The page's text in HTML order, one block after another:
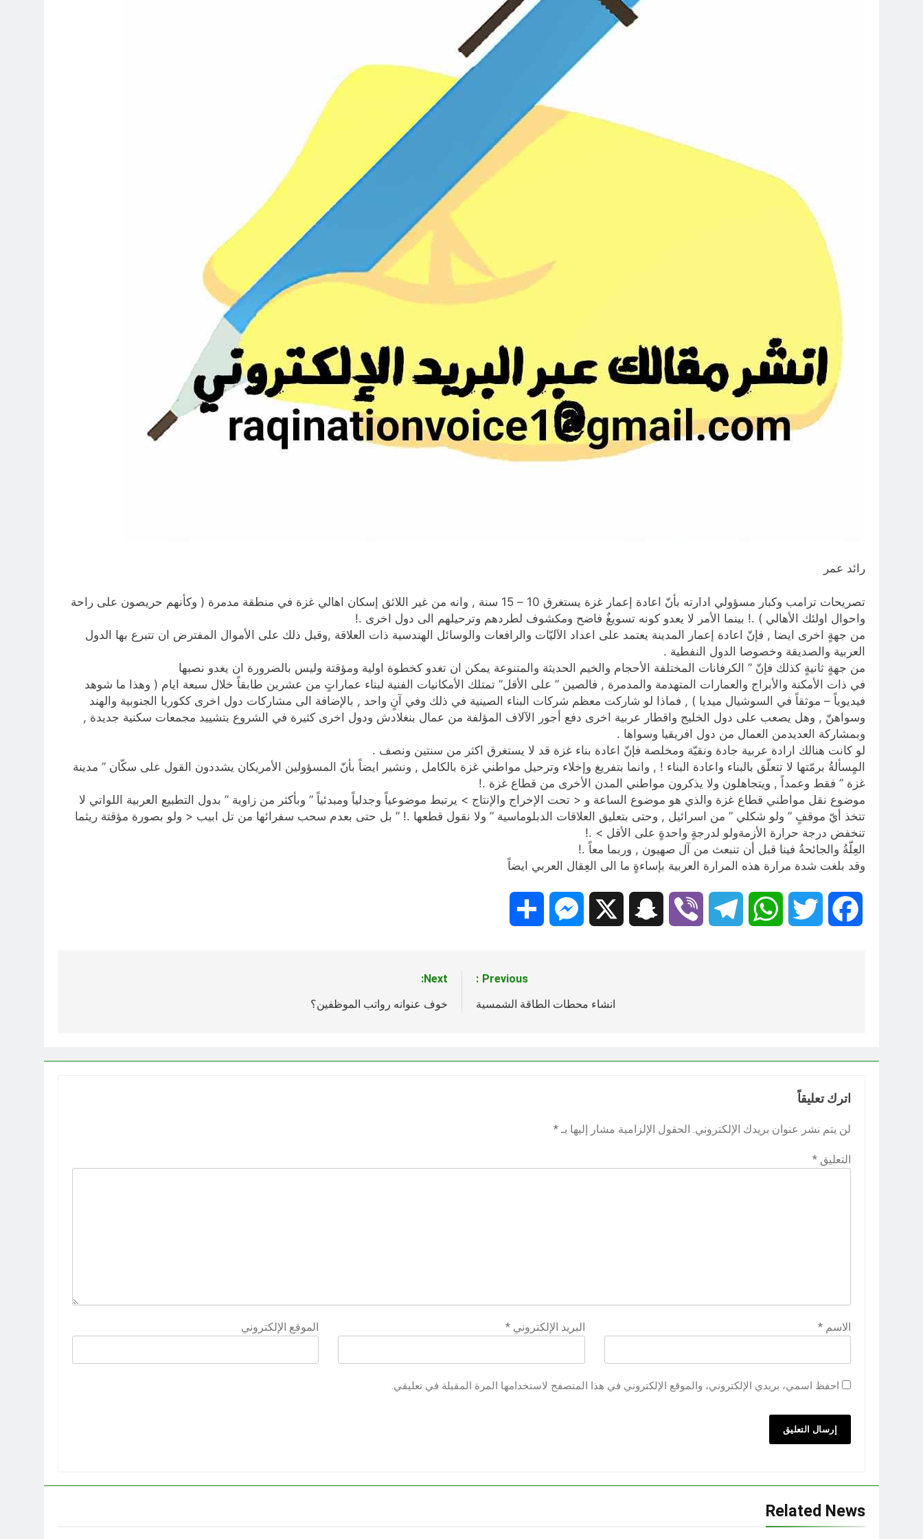
رائد عمر
تصريحات ترامب وكبار مسؤولي ادارته بأنّ اعادة إعمار غزة يستغرق 10 – 15 سنة , وانه من غير اللائق إسكان اهالي غزة في منطقة مدمرة ( وكأنهم حريصون على راحة
واحوال اولئك الأهالي ) .! بينما الأمر لا يعدو كونه تسويغٌ فاضح ومكشوف لطردهم وترحيلهم الى دول اخرى .!
من جهةٍ اخرى ايضا , فإنّ اعادة إعمار المدينة يعتمد على اعداد الآليّات والرافعات والوسائل الهندسية ذات العلاقة ,وقبل ذلك على الأموال المفترض ان تتبرع بها الدول
العربية والصديقة وخصوصا الدول النفطية .
من جهةٍ ثانيةٍ كذلك فإنّ ” الكرفانات المختلفة الأحجام والخيم الحديثة والمتنوعة يمكن ان تغدو كخطوة اولية ومؤقتة وليس بالضرورة ان يغدو نصبها
في ذات الأمكنة والأبراج والعمارات المتهدمة والمدمرة , فالصين ” على الأقل” تمتلك الأمكانيات الفنية لبناء عماراتٍ من عشرين طابقاً خلال سبعة ايام ( وهذا ما شوهد
فيديوياً – موثقاً في السوشيال ميديا ) , فماذا لو شاركت معظم شركات البناء الصينية في ذلك وفي آنٍ واحد , بالإضافة الى مشاركات دول اخرى ككوريا الجنوبية والهند
وسواهنّ , وهل يصعب على دول الخليج واقطار عربية اخرى دفع أجور الآلاف المؤلفة من عمال بنغلادش ودول اخرى كثيرة في الشروع بتشييد مجمعات سكنية جديدة ,
وبمشاركة العديدمن العمال من دول افريقيا وسواها .
لو كانت هنالك ارادة عربية جادة ونقيّة ومخلصة فإنّ اعادة بناء غزة قد لا يستغرق اكثر من سنتين ونصف .
المٍسألةُ برمّتها لا تتعلّق بالبناء واعادة البناء ! , وانما بتفريغ وإخلاء وترحيل مواطني غزة بالكامل , ونشير ايضاً بأنّ المسؤولين الأمريكان يشددون القول على سكّان ” مدينة
غزة ” فقط وعمداً , ويتجاهلون ولا يذكرون مواطني المدن الأخرى من قطاع غزة .!
موضوع نقل مواطني قطاع غزة والذي هو موضوع الساعة و < تحت الإخراج والإنتاج > يرتبط موضوعياً وجدلياً ومبدئياً ” وبأكثر من زاوية ” بدول التطبيع العربية اللواتي لا
تتخذ أيّ موقفٍ ” ولو شكلي ” من اسرائيل , وحتى بتعليق العلاقات الدبلوماسية ” ولا نقول قطعها .! ” بل حتى بعدم سحب سفرائها من تل ابيب < ولو بصورة مؤقتة ريثما
تنخفض درجة حرارة الأزمةولو لدرجةٍ واحدةٍ على الأقل > .!
العِلّةُ والجائحةُ فينا قبل أن تنبعث من آل صهيون , وربما معاً .!
وقد بلغت شدة مرارة هذه المرارة العربية بإساءةٍ ما الى العِقال العربي ايضاً
Facebook
Twitter
WhatsApp
Telegram
Viber
Snapchat
Messenger
Previous:
انشاء محطات الطاقة الشمسية
Next:
خوف عنوانه رواتب الموظفين؟
اترك تعليقاً
لن يتم نشر عنوان بريدك الإلكتروني. الحقول الإلزامية مشار إليها بـ *
التعليق *
الاسم * البريد الإلكتروني* الموقع الإلكتروني
احفظ اسمي، بريدي الإلكتروني، والموقع الإلكتروني في هذا المتصفح لاستخدامها المرة المقبلة في تعليقي.
Related News